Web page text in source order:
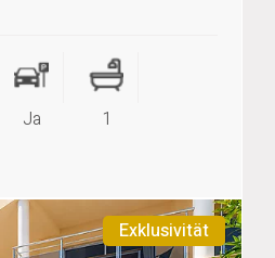
Ja 1
Exklusivität